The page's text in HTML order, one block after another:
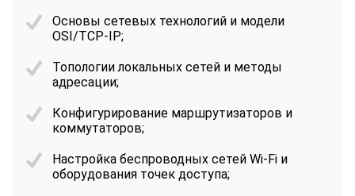
Основы сетевых технологий и модели
OSI/TCP-IP;
Топологии локальных сетей и методы
адресации;
Конфигурирование маршрутизаторов и
коммутаторов;
Настройка беспроводных сетей Wi-Fi и
оборудования точек доступа;